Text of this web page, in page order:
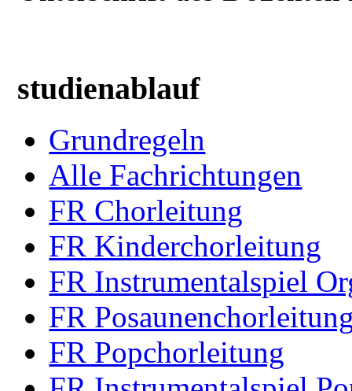
studienablauf
Grundregeln
Alle Fachrichtungen
FR Chorleitung
FR Kinderchorleitung
FR Instrumentalspiel
FR
FR Popchorleitung